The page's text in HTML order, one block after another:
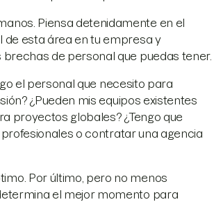
Piensa detenidamente en el
de esta área en tu empresa y
brechas de personal que puedas tener.
el personal que necesito para
¿Pueden mis equipos existentes
proyectos globales? ¿Tengo que
o contratar una agencia
Por último, pero no menos
el mejor momento para